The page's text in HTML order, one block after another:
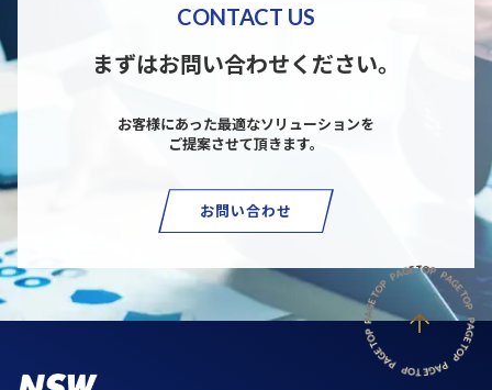
CONTACT US
まずはお問い合わせください。
お客様にあった最適なソリューションを
ご提案させて頂きます。
お問い合わせ